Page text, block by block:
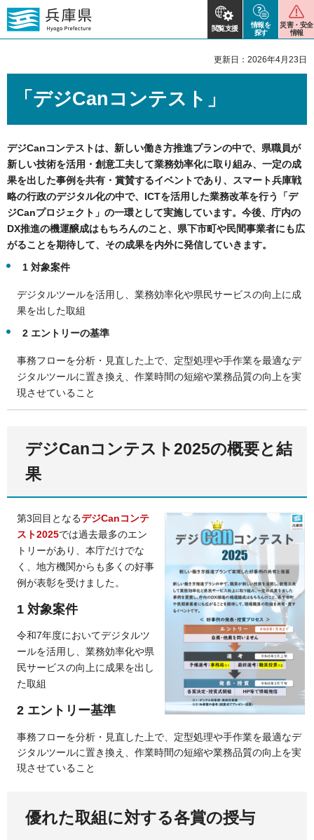
閲覧支援
情報を
探す
災害・安全
情報
更新日：2026年4月23日
「デジCanコンテスト」
デジCanコンテストは、新しい働き方推進プランの中で、県職員が
新しい技術を活用・創意工夫して業務効率化に取り組み、一定の成
果を出した事例を共有・賞賛するイベントであり、
スマート兵庫戦
略の行政のデジタル化の中で、ICTを活用した業務改革を行う「デ
ジCanプロジェクト」の一環として実施しています。 今後、庁内の
DX推進の機運醸成はもちろんのこと、県下市町や民間事業者にも広
がることを期待して、その成果を内外に発信していきます。
1 対象案件
デジタルツールを活用し、業務効率化や県民サービスの向上に成
果を出した取組
2 エントリーの基準
事務フローを分析・見直した上で、定型処理や手作業を最適なデ
ジタルツールに置き換え、作業時間の短縮や業務品質の向上を実
現させていること
デジCanコンテスト2025の概要と結
果
第3回目となるデジCanコンテ
スト2025では過去最多のエン
トリーがあり、本庁だけでな
く、地方機関からも多くの好事
例が表彰を受けました。
1 対象案件
令和7年度においてデジタルツ
ールを活用し、業務効率化や県
民サービスの向上に成果を出し
た取組
2 エントリー基準
事務フローを分析・見直した上で、定型処理や手作業を最適なデ
ジタルツールに置き換え、作業時間の短縮や業務品質の向上を実
現させていること
優れた取組に対する各賞の授与